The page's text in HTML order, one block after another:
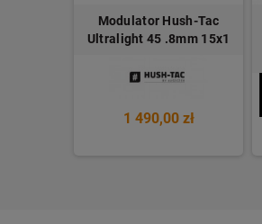
Modulator Hush-Tac
Ultralight 45 .8mm 15x1
1 490,00 zł